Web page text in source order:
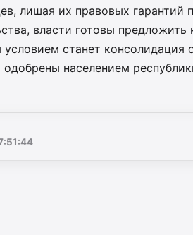
лишая их правовых
власти готовы
станет
одобрены населением